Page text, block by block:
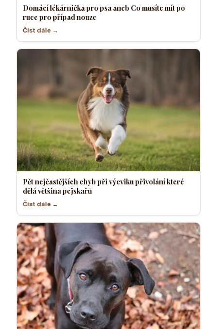
Domácí lékárnička pro psa aneb Co musíte mít po
ruce pro případ nouze
Číst dále →
Pět nejčastějších chyb při výcviku přivolání které
dělá většina pejskařů
Číst dále →